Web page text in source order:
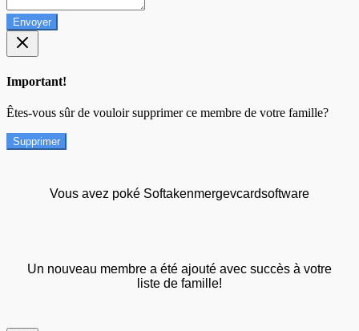
Envoyer
Important!
Êtes-vous sûr de vouloir supprimer ce membre de votre famille?
Supprimer
Vous avez poké Softakenmergevcardsoftware
Un nouveau membre a été ajouté avec succès à votre
liste de famille!